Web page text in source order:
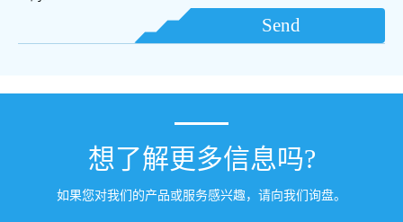
Send
想了解更多信息吗?
如果您对我们的产品或服务感兴趣，请向我们询盘。